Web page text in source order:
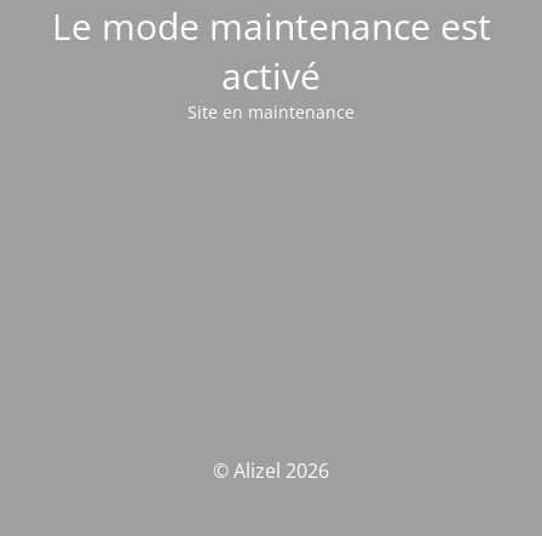
Le mode maintenance est
activé
Site en maintenance
© Alizel 2026